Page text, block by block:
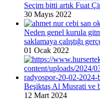
Seçim bitti artık Fuat
30 Mayıs 2022
Neden genel kurula
saklamaya çalıştığı
01 Ocak 2022
Beşiktaş Al Musrati ve
12 Mart 2024